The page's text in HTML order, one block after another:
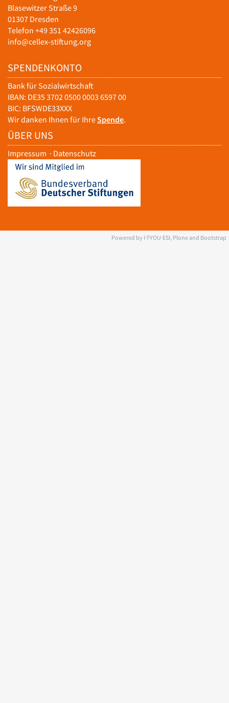
Blasewitzer Straße 9
01307 Dresden
Telefon +49 351 42426096
info@cellex-stiftung.org
SPENDENKONTO
Bank für Sozialwirtschaft
IBAN: DE35 3702 0500 0003 6597 00
BIC: BFSWDE33XXX
Wir danken Ihnen für IhreSpende.
ÜBER UNS
Impressum · Datenschutz
Powered by I·T·YOU·ESI, Plone and Bootstrap